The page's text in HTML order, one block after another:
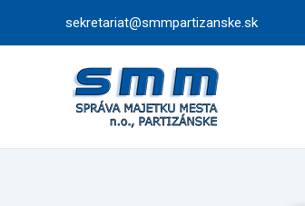
sekretariat@smmpartizanske.sk